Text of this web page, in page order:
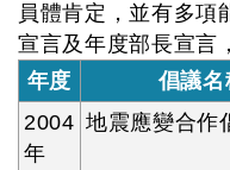
員體肯定，並有多項
宣言及年度部長宣言
年度
倡議名
2004
年
地震應變合作